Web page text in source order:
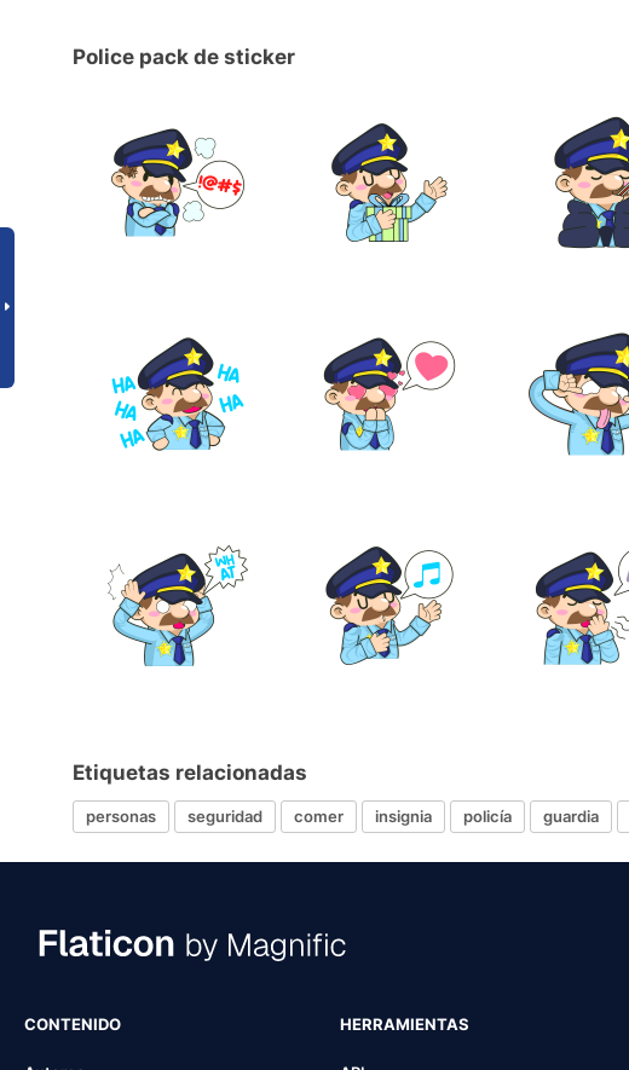
Police pack de sticker
Etiquetas relacionadas
personas seguridad comer insignia policía guardia
CONTENIDO HERRAMIENTAS